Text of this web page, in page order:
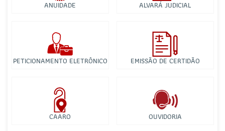
ANUIDADE ALVARÁ JUDICIAL
PETICIONAMENTO ELETRÔNICO EMISSÃO DE CERTIDÃO
CAARO OUVIDORIA